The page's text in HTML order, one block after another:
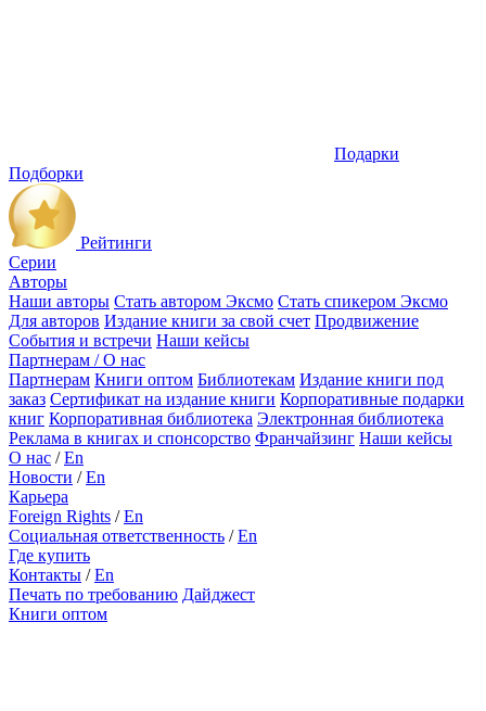
Подарки
Подборки
Рейтинги
Серии
Авторы
Наши авторы Стать автором Эксмо Стать спикером Эксмо
Для авторов Издание книги за свой счет Продвижение
События и встречи Наши кейсы
Партнерам / О нас
Партнерам Книги оптом Библиотекам Издание книги под
заказ Сертификат на издание книги Корпоративные подарки
книг Корпоративная библиотека Электронная библиотека
Реклама в книгах и спонсорство Франчайзинг Наши кейсы
О нас /En
Новости /En
Карьера
Foreign Rights /En
Социальная ответственность /En
Где купить
Контакты /En
Печать по требованию Дайджест
Книги оптом